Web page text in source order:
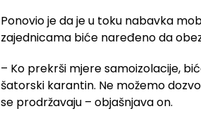
Ponovio je da je u toku nabavka
zajednicama biće naređeno da
– Ko prekrši mjere samoizolacije,
šatorski karantin. Ne možemo
se prodržavaju – objašnjava on.